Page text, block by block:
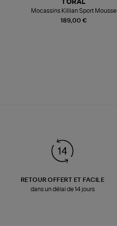
189,00 €
TORAL
Mocassins Killian Sport Mousse
RETOUR OFFERT ET FACILE
dans un délai de 14 jours